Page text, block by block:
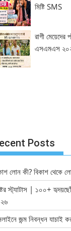
মিষ্টি SMS
রাগী
এসএমএস
Posts
লোন কী? বিকাশ থেকে
স্ট্যাটাস | ১০০+
জন্ম নিবন্ধন যাচাই